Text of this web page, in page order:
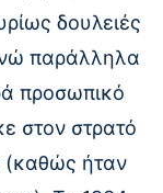
δουλειές
παράλληλα
προσωπικό
στον στρατό
(καθώς ήταν